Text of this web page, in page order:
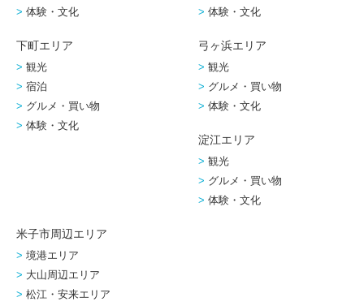
体験・文化
体験・文化
下町エリア
観光
宿泊
グルメ・買い物
体験・文化
弓ヶ浜エリア
観光
グルメ・買い物
体験・文化
淀江エリア
観光
グルメ・買い物
体験・文化
米子市周辺エリア
境港エリア
大山周辺エリア
松江・安来エリア